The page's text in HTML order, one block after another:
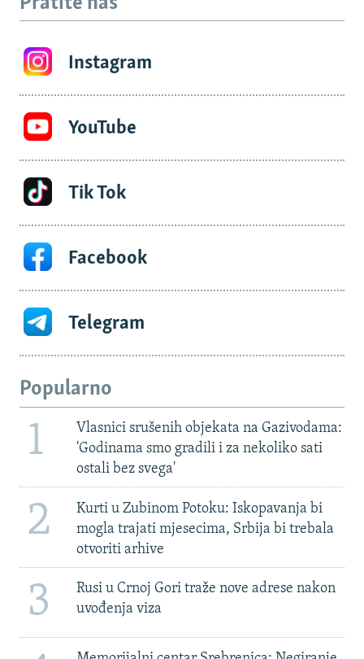
Instagram
YouTube
Tik Tok
Facebook
Telegram
Popularno
1
Vlasnici srušenih objekata na Gazivodama:
'Godinama smo gradili i za nekoliko sati
ostali bez svega'
2
Kurti u Zubinom Potoku: Iskopavanja bi
mogla trajati mjesecima, Srbija bi trebala
otvoriti arhive
3
Rusi u Crnoj Gori traže nove adrese nakon
uvođenja viza